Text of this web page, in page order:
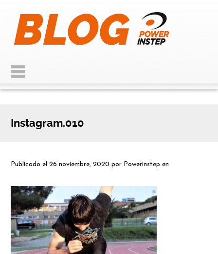
Instagram.010
Publicado el26 noviembre, 2020 por Powerinstep en